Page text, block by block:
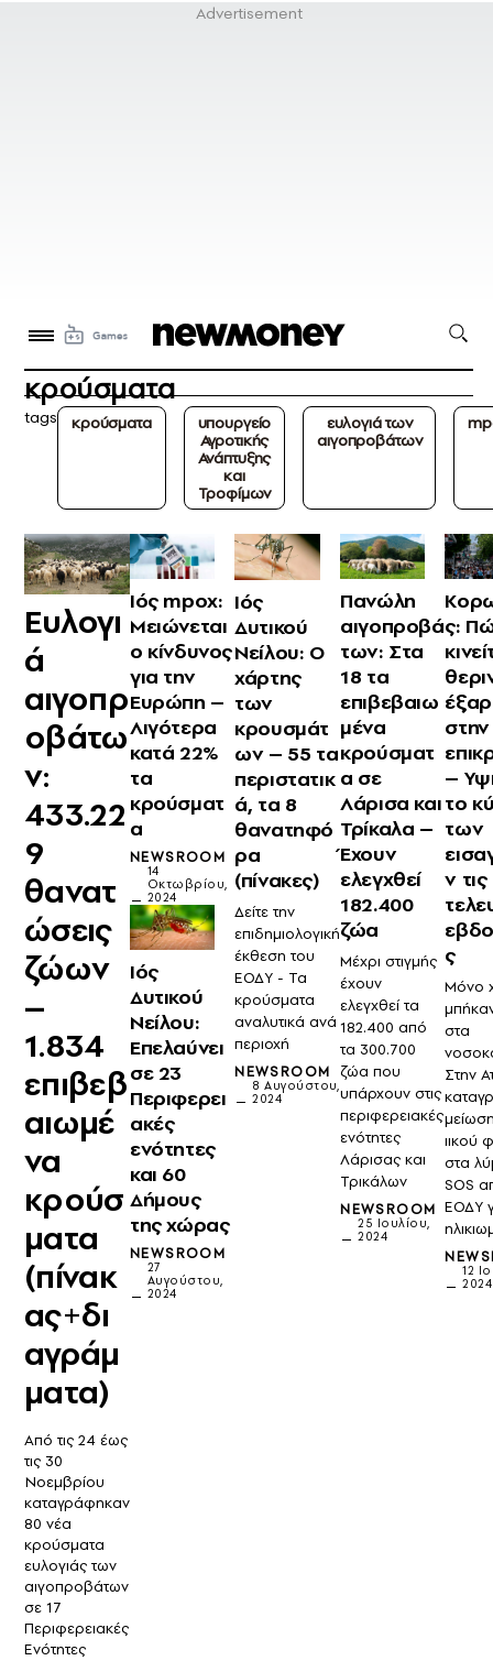
κρούσματα
tags κρούσματα
υπουργείο
Αγροτικής
Ανάπτυξης
και
Τροφίμων
ευλογιά των
αιγοπροβάτων
Ευλογι
ά
αιγοπρ
οβάτω
ν:
433.22
9
θανατ
ώσεις
ζώων
–
1.834
επιβεβ
αιωμέ
να
κρούσ
ματα
(πίνακ
ας+δι
αγράμ
ματα)
Από τις 24 έως
τις 30
Νοεμβρίου
καταγράφηκαν
80 νέα
κρούσματα
ευλογιάς των
αιγοπροβάτων
σε 17
Περιφερειακές
Ενότητες
Ιός mpox:
Μειώνεται
ο κίνδυνος
για την
Ευρώπη –
Λιγότερα
κατά 22%
τα
κρούσματ
α
NEWSROOM
14
Οκτωβρίου,
2024
Ιός
Δυτικού
Νείλου:
Επελαύνει
σε 23
Περιφερει
ακές
ενότητες
και 60
Δήμους
της χώρας
NEWSROOM
27
Αυγούστου,
2024
Ιός
Δυτικού
Νείλου: O
χάρτης
των
κρουσμάτ
ων – 55 τα
περιστατικ
ά, τα 8
θανατηφό
ρα
(πίνακες)
Δείτε την
επιδημιολογική
έκθεση του
ΕΟΔΥ - Τα
κρούσματα
αναλυτικά ανά
περιοχή
NEWSROOM
8 Αυγούστου,
2024
Πανώλη
αιγοπροβά
των: Στα
18 τα
επιβεβαιω
μένα
κρούσματ
α σε
Λάρισα και
Τρίκαλα –
Έχουν
ελεγχθεί
182.400
ζώα
Μέχρι στιγμής
έχουν
ελεγχθεί τα
182.400 από
τα 300.700
ζώα που
υπάρχουν στις
περιφερειακές
ενότητες
Λάρισας και
Τρικάλων
NEWSROOM
25 Ιουλίου,
2024
ς:
στην
–
το
των
ν τις
ς
Μόνο
στα
Στην
ιικού
στα
SOS
ΕΟΔΥ
12
2024